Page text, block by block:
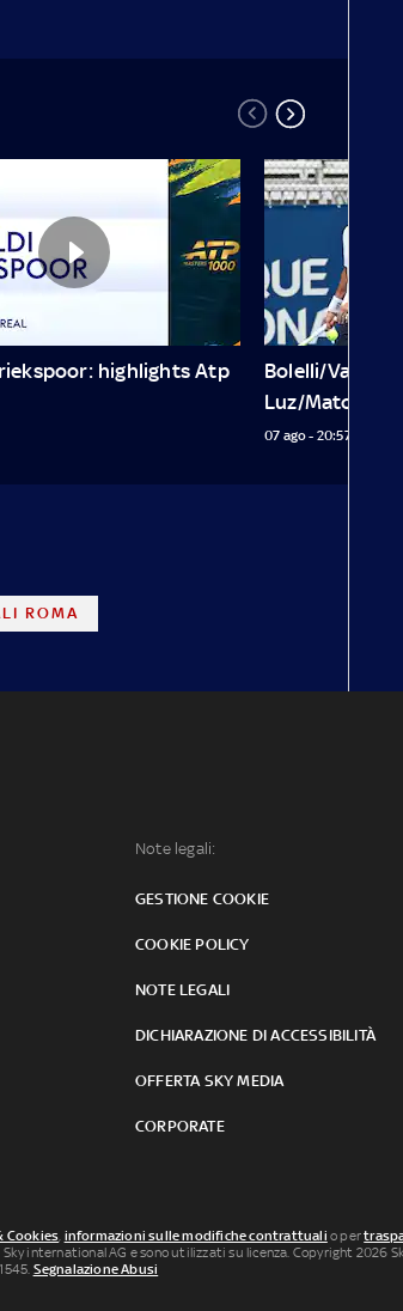
highlights Atp
Bolelli/
Luz/Matos
07 ago - 20:57
ROMA
Note legali:
GESTIONE COOKIE
COOKIE POLICY
NOTE LEGALI
DICHIARAZIONE DI ACCESSIBILITÀ
OFFERTA SKY MEDIA
CORPORATE
Cookies, informazioni sulle modifiche contrattuali o per
AG e sono utilizzati su licenza. Copyright 2026
Segnalazione Abusi